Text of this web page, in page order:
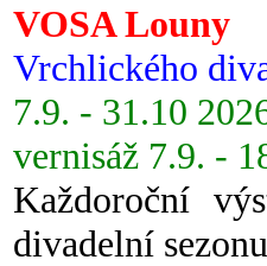
VOSA Louny
Vrchlického
7.9. - 31.10
vernisáž 7.9. -
Každoroční
divadelní